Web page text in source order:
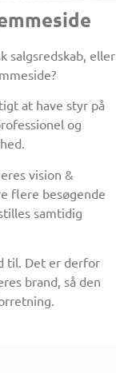
salgsredskab, eller
at have styr på
og
vision &
flere besøgende
samtidig
til. Det er derfor
brand, så den